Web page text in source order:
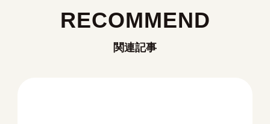
RECOMMEND
関連記事